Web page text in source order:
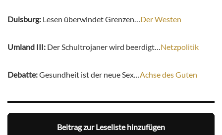
Duisburg: Lesen überwindet Grenzen…Der Westen
Umland III: Der Schultrojaner wird beerdigt…Netzpolitik
Debatte:Gesundheit ist der neue Sex…Achse des Guten
Beitrag zur Leseliste hinzufügen